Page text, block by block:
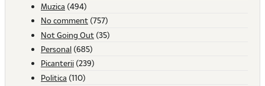
Muzica (494)
No comment (757)
Not Going Out (35)
Personal (685)
Picanterii (239)
Politica (110)